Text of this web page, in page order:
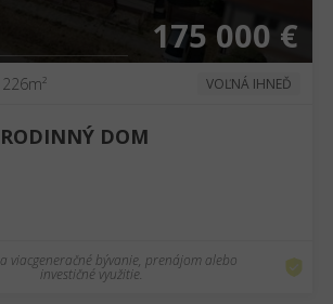
175 000 €
226m² VOĽNÁ IHNEĎ
DOM
viacgeneračné bývanie, prenájom alebo
investičné využitie.